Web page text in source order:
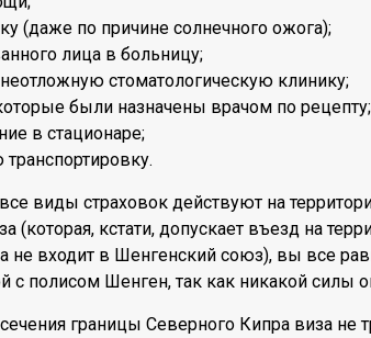
(даже по причине солнечного ожога);
лица в больницу;
неотложную стоматологическую клинику;
были назначены врачом по рецепту;
в стационаре;
виды страховок действуют на
(которая, кстати, допускает въезд на
не входит в Шенгенский союз), вы все
с полисом Шенген, так как никакой силы
границы Северного Кипра виза не